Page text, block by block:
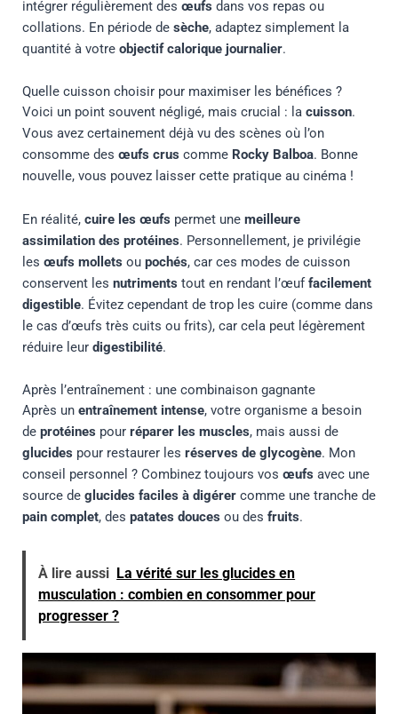
intégrer régulièrement des œufs dans vos repas ou
collations. En période de sèche, adaptez simplement la
quantité à votre objectif calorique journalier.
Quelle cuisson choisir pour maximiser les bénéfices ?
Voici un point souvent négligé, mais crucial : la cuisson.
Vous avez certainement déjà vu des scènes où l’on
consomme des œufs crus comme Rocky Balboa. Bonne
nouvelle, vous pouvez laisser cette pratique au cinéma !
En réalité, cuire les œufs permet une meilleure
assimilation des protéines. Personnellement, je privilégie
les œufs mollets ou pochés, car ces modes de cuisson
conservent les nutriments tout en rendant l’œuf facilement
digestible. Évitez cependant de trop les cuire (comme dans
le cas d’œufs très cuits ou frits), car cela peut légèrement
réduire leur digestibilité.
Après l’entraînement : une combinaison gagnante
Après un entraînement intense, votre organisme a besoin
de protéines pour réparer les muscles, mais aussi de
glucides pour restaurer les réserves de glycogène. Mon
conseil personnel ? Combinez toujours vos œufs avec une
source de glucides faciles à digérercomme une tranche de
pain complet, des patates douces ou des fruits.
À lire aussi La vérité sur les glucides en
musculation : combien en consommer pour
progresser ?